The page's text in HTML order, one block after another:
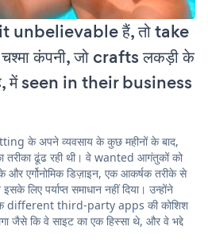
unbelievable हैं, तो take
कंपनी, जो crafts लकड़ी के
है, में seen in their business
के अपने व्यवसाय के कुछ महीनों के बाद,
ढूंढ रही थी। वे wanted आगंतुकों को
और एर्गोनोमिक डिज़ाइन, एक आकर्षक तरीके से
लिए पर्याप्त समाधान नहीं दिया। उन्होंने
different third-party apps की कोशिश
जैसे कि वे साइट का एक हिस्सा थे, और वे भद्दे